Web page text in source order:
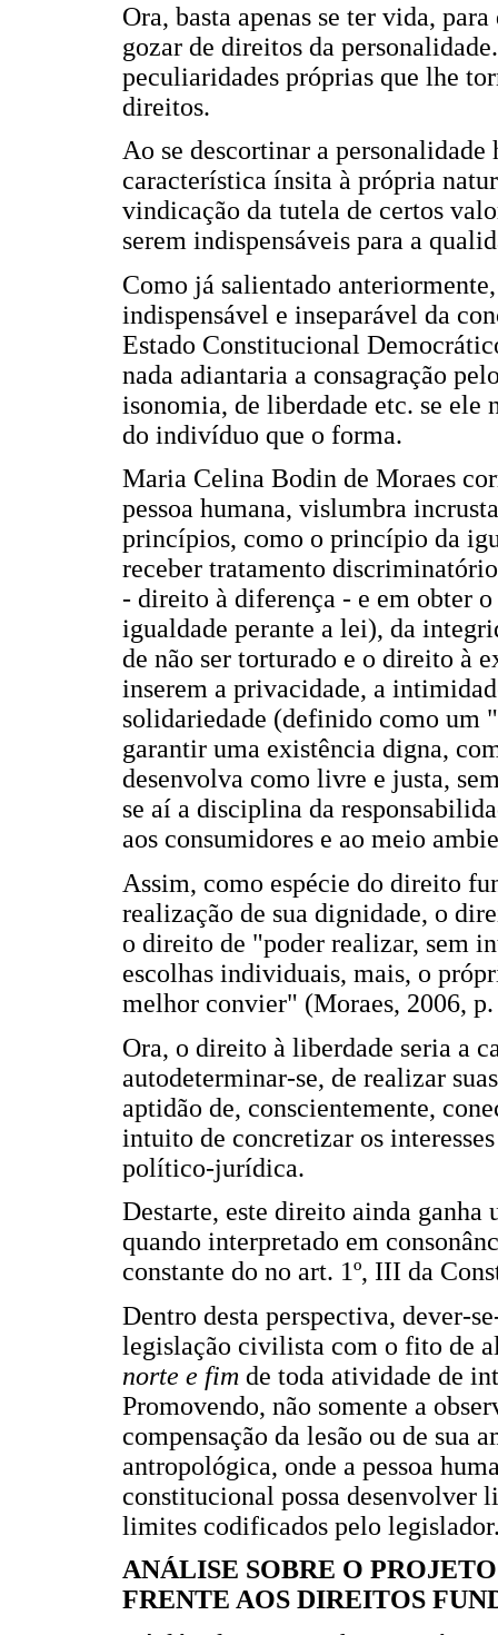
Ora, basta apenas se ter vida,
gozar de direitos da
peculiaridades próprias que lhe
direitos.
Ao se descortinar a
característica ínsita à própria
vindicação da tutela de certos
serem indispensáveis para a
Como já salientado
indispensável e inseparável da
Estado Constitucional
nada adiantaria a consagração
isonomia, de liberdade etc. se ele
do indivíduo que o forma.
Maria Celina Bodin de Moraes
pessoa humana, vislumbra
princípios, como o princípio da
receber tratamento
- direito à diferença - e em obter
igualdade perante a lei), da
de não ser torturado e o direito à
inserem a privacidade, a
solidariedade (definido como um
garantir uma existência digna,
desenvolva como livre e justa,
se aí a disciplina da
aos consumidores e ao meio
Assim, como espécie do direito
realização de sua dignidade, o
o direito de "poder realizar, sem
escolhas individuais, mais, o
melhor convier" (Moraes, 2006,
Ora, o direito à liberdade seria a
autodeterminar-se, de realizar
aptidão de, conscientemente,
intuito de concretizar os
político-jurídica.
Destarte, este direito ainda
quando interpretado em
constante do no art. 1º, III da
Dentro desta perspectiva, dever-
legislação civilista com o fito de
norte e fim de toda atividade de
Promovendo, não somente a
compensação da lesão ou de sua
antropológica, onde a pessoa
constitucional possa desenvolver
limites codificados pelo
ANÁLISE SOBRE O
FRENTE AOS DIREITOS